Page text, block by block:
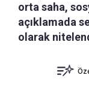
orta saha,
açıklamada
olarak